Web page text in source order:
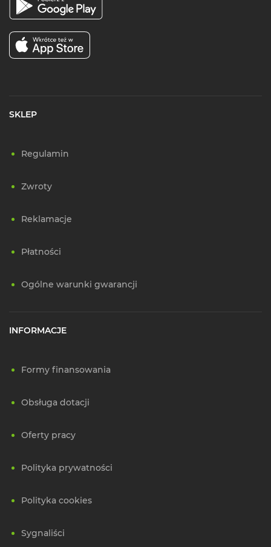
SKLEP
Regulamin
Zwroty
Reklamacje
Płatności
Ogólne warunki gwarancji
INFORMACJE
Formy finansowania
Obsługa dotacji
Oferty pracy
Polityka prywatności
Polityka cookies
Sygnaliści